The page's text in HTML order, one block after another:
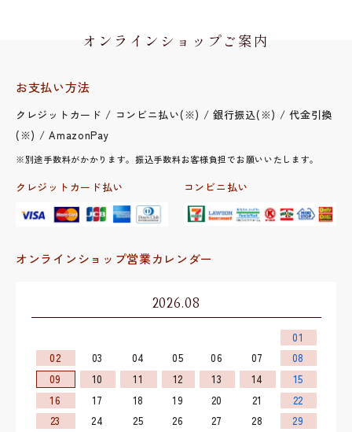
オンラインショップご案内
お支払い方法
クレジットカード / コンビニ払い(※) / 銀行振込(※) / 代金引換
(※) / AmazonPay
※別途手数料がかかります。振込手数料お客様負担でお願いいたします。
クレジットカード払い コンビニ払い
オンラインショップ営業カレンダー
2026.08
01
02
03 04 05 06 07
08
09
10 11 12 13 14
15
16
17 18 19 20 21
22
23
24 25 26 27 28
29